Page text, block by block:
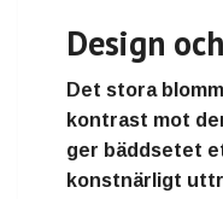
Design
Det stora
kontrast mot
ger bäddsetet
konstnärligt